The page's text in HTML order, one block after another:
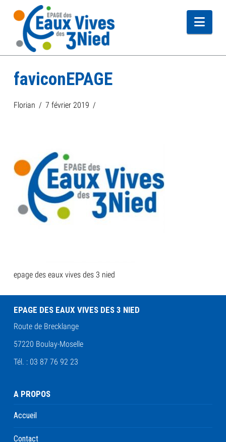
faviconEPAGE
Florian 7 février 2019
epage des eaux vives des 3 nied
EPAGE DES EAUX VIVES DES 3 NIED
Route de Brecklange
57220 Boulay-Moselle
Tél. : 03 87 76 92 23
A PROPOS
Accueil
Contact